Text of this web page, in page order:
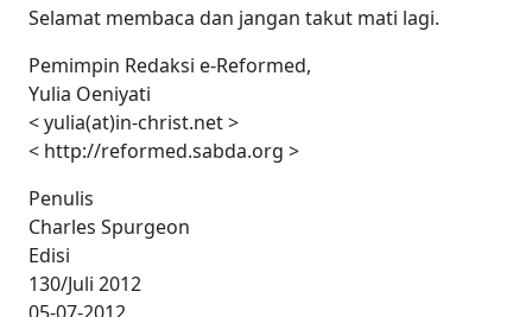
Selamat membaca dan jangan takut mati lagi.
Pemimpin Redaksi e-Reformed,
Yulia Oeniyati
< yulia(at)in-christ.net >
< http://reformed.sabda.org >
Penulis
Charles Spurgeon
Edisi
130/Juli 2012